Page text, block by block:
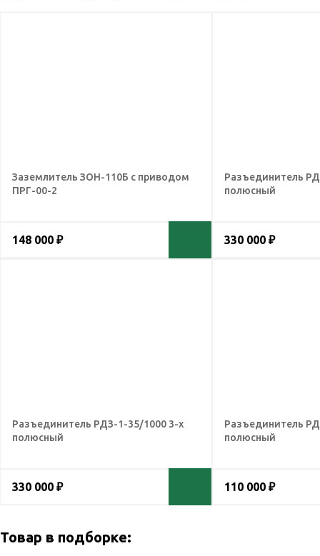
Заземлитель ЗОН-110Б с приводом
ПРГ-00-2
148 000 ₽
Разъединитель
полюсный
330 000 ₽
Разъединитель РДЗ-1-35/1000 3-х
полюсный
330 000 ₽
Разъединитель
полюсный
110 000 ₽
Товар в подборке: